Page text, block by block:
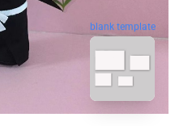
blank template